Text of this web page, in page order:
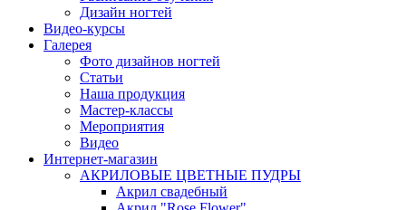
Дизайн ногтей
Видео-курсы
Галерея
Фото дизайнов ногтей
Статьи
Наша продукция
Мастер-классы
Мероприятия
Видео
Интернет-магазин
АКРИЛОВЫЕ ЦВЕТНЫЕ ПУДРЫ
Акрил свадебный